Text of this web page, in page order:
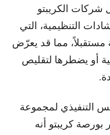
الكريبتو
التنظيمية، التي
مستقبلاً، مما قد يعرّض
أو يضطرها لتقليص
التنفيذي لمجموعة
بورصة كريبتو أنه